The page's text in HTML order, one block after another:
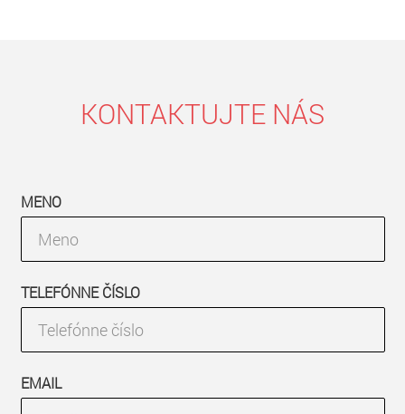
KONTAKTUJTE NÁS
MENO
TELEFÓNNE ČÍSLO
EMAIL